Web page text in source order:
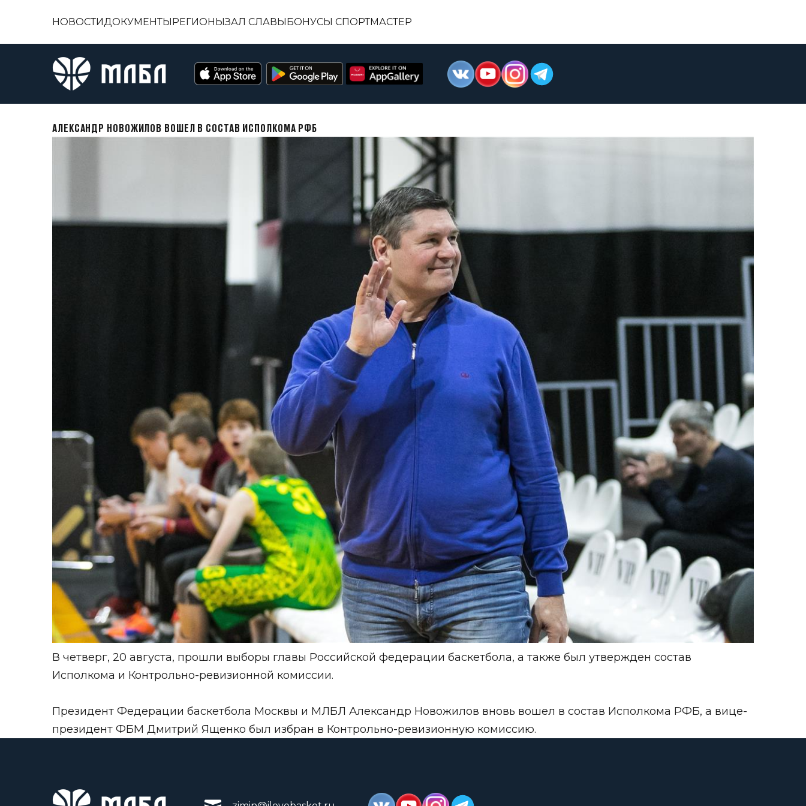
НОВОСТИДОКУМЕНТЫРЕГИОНЫЗАЛ СЛАВЫБОНУСЫ СПОРТМАСТЕР
АЛЕКСАНДР НОВОЖИЛОВ ВОШЕЛ В СОСТАВ ИСПОЛКОМА РФБ
В четверг, 20 августа, прошли выборы главы Российской федерации баскетбола, а также был утвержден состав
Исполкома и Контрольно-ревизионной комиссии.
Президент Федерации баскетбола Москвы и МЛБЛ Александр Новожилов вновь вошел в состав Исполкома РФБ, а вице-
президент ФБМ Дмитрий Ященко был избран в Контрольно-ревизионную комиссию.